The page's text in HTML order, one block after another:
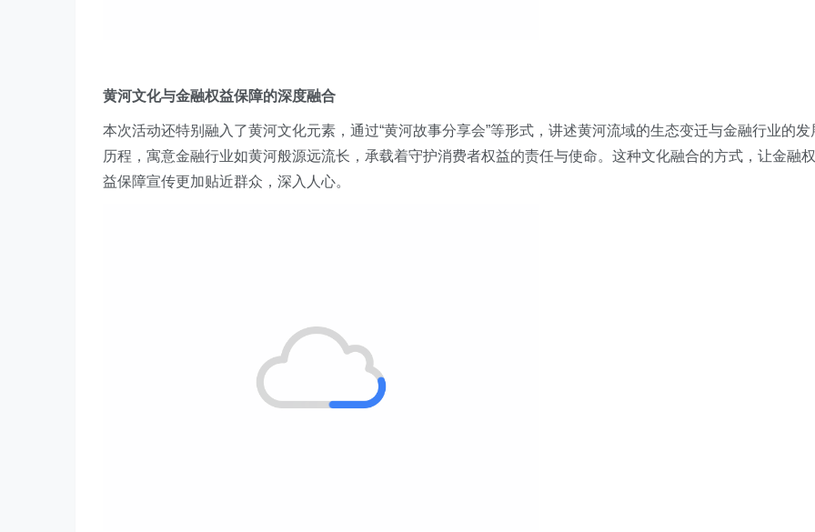
黄河文化与金融权益保障的深度融合
本次活动还特别融入了黄河文化元素，通过“黄河故事分享会”等形式，讲述黄河流域的生态变迁与金融行业的发
历程，寓意金融行业如黄河般源远流长，承载着守护消费者权益的责任与使命。这种文化融合的方式，让金融权
益保障宣传更加贴近群众，深入人心。